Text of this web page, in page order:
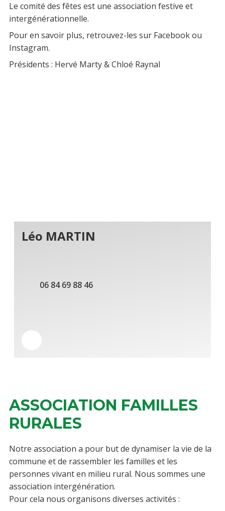
Le comité des fêtes est une association festive et
intergénérationnelle.
Pour en savoir plus, retrouvez-les sur Facebook ou
Instagram.
Présidents : Hervé Marty & Chloé Raynal
Léo MARTIN
06 84 69 88 46
ASSOCIATION FAMILLES
RURALES
Notre association a pour but de dynamiser la vie de la
commune et de rassembler les familles et les
personnes vivant en milieu rural. Nous sommes une
association intergénération.
Pour cela nous organisons diverses activités :